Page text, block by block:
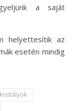
a saját
helyettesítik az
esetén mindig
kristályok